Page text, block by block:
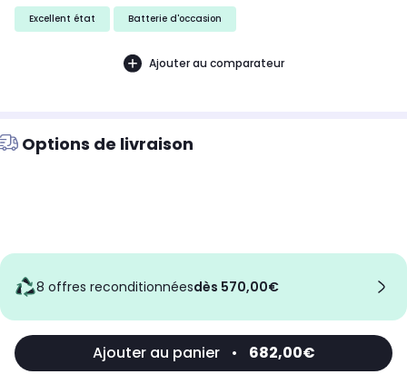
d'alimentation et extracteur SIM.
Excellent état Batterie d'occasion
Ajouter au comparateur
Options de livraison
8 offres reconditionnées dès 570,00€
Ajouter au panier • 682,00€